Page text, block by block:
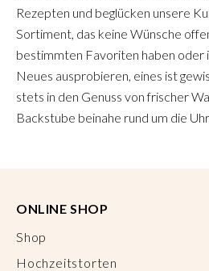
Rezepten und beglücken unsere
Sortiment, das keine Wünsche
bestimmten Favoriten haben oder
Neues ausprobieren, eines ist
stets in den Genuss von frischer
Backstube beinahe rund um die
ONLINE SHOP
Shop
Hochzeitstorten